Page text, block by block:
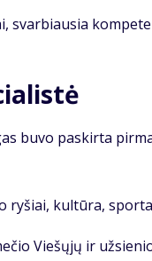
svar­biau­sia
bu­vo pa­skir­ta
ry­šiai, kul­tū­ra,
Vie­šų­jų ir